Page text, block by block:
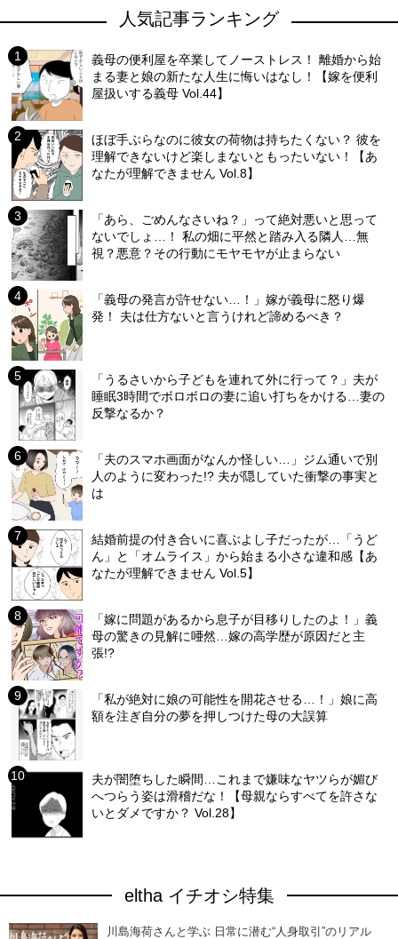
人気記事ランキング
義母の便利屋を卒業してノーストレス！ 離婚から始
まる妻と娘の新たな人生に悔いはなし！【嫁を便利
屋扱いする義母 Vol.44】
ほぼ手ぶらなのに彼女の荷物は持ちたくない？ 彼を
理解できないけど楽しまないともったいない！【あ
なたが理解できません Vol.8】
「あら、ごめんなさいね？」って絶対悪いと思って
ないでしょ…！ 私の畑に平然と踏み入る隣人…無
視？悪意？その行動にモヤモヤが止まらない
「義母の発言が許せない…！」嫁が義母に怒り爆
発！ 夫は仕方ないと言うけれど諦めるべき？
「うるさいから子どもを連れて外に行って？」夫が
睡眠3時間でボロボロの妻に追い打ちをかける…妻の
反撃なるか？
「夫のスマホ画面がなんか怪しい…」ジム通いで別
人のように変わった!? 夫が隠していた衝撃の事実と
は
結婚前提の付き合いに喜ぶよし子だったが…「うど
ん」と「オムライス」から始まる小さな違和感【あ
なたが理解できません Vol.5】
「嫁に問題があるから息子が目移りしたのよ！」義
母の驚きの見解に唖然…嫁の高学歴が原因だと主
張!?
「私が絶対に娘の可能性を開花させる…！」娘に高
額を注ぎ自分の夢を押しつけた母の大誤算
夫が闇堕ちした瞬間…これまで嫌味なヤツらが媚び
へつらう姿は滑稽だな！【母親ならすべてを許さな
いとダメですか？ Vol.28】
eltha イチオシ特集
川島海荷さんと学ぶ 日常に潜む“人身取引”のリアル